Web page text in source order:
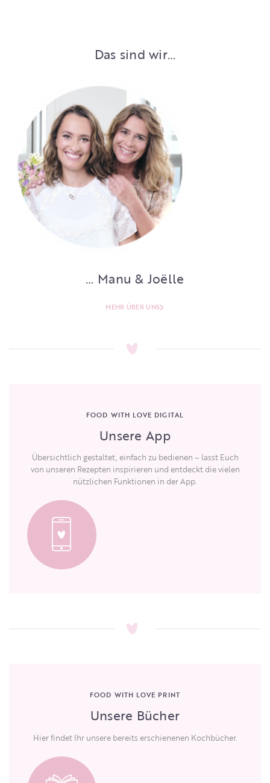
Das sind wir…
… Manu & Joëlle
MEHR ÜBER UNS
FOOD WITH LOVE DIGITAL
Unsere App
Übersichtlich gestaltet, einfach zu bedienen – lasst Euch
von unseren Rezepten inspirieren und entdeckt die vielen
nützlichen Funktionen in der App.
FOOD WITH LOVE PRINT
Unsere Bücher
Hier findet Ihr unsere bereits erschienenen Kochbücher.